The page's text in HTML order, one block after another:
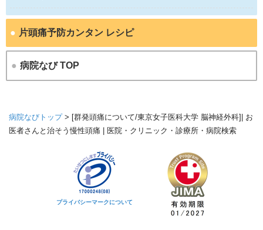
● 片頭痛予防カンタン レシピ
● 病院なび TOP
病院なびトップ> [群発頭痛について/東京女子医科大学 脳神経外科]| お
医者さんと治そう慢性頭痛 | 医院・クリニック・診療所・病院検索
プライバシーマークについて